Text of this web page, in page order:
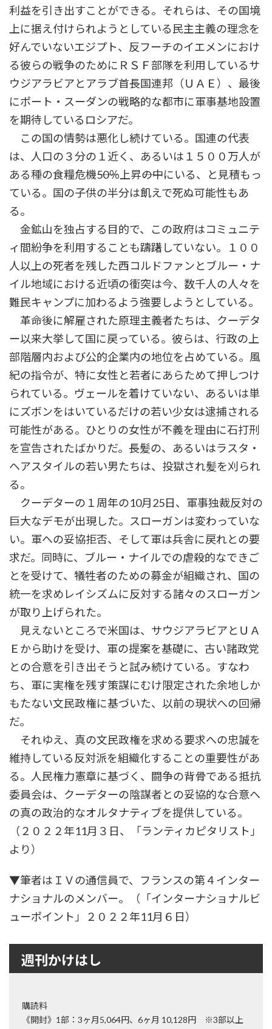
利益を引き出すことができる。それらは、その国境
上に据え付けられようとしている民主主義の理念を
好んでいないエジプト、反フーチのイエメンにおけ
る彼らの戦争のためにＲＳＦ部隊を利用しているサ
ウジアラビアとアラブ首長国連邦（ＵＡＥ）、最後
にポート・スーダンの戦略的な都市に軍事基地設置
を期待しているロシアだ。
この国の情勢は悪化し続けている。国連の代表
は、人口の３分の１近く、あるいは１５００万人が
ある種の食糧危機――50％上昇――の中にいる、と見積もっ
ている。国の子供の半分は飢えで死ぬ可能性もあ
る。
金鉱山を独占する目的で、この政府はコミュニテ
ィ間紛争を利用することも躊躇していない。１００
人以上の死者を残した西コルドファンとブルー・ナ
イル地域における近頃の衝突は今、数千人の人々を
難民キャンプに加わるよう強要しようとしている。
革命後に解雇された原理主義者たちは、クーデタ
ー以来大挙して国に戻っている。彼らは、行政の上
部階層内および公的企業内の地位を占めている。風
紀の指令が、特に女性と若者にあらためて押しつけ
られている。ヴェールを着けていない、あるいは単
にズボンをはいているだけの若い少女は逮捕される
可能性がある。ひとりの女性が不義を理由に石打刑
を宣告されたばかりだ。長髪の、あるいはラスタ・
ヘアスタイルの若い男たちは、投獄され髪を刈られ
る。
クーデターの１周年の10月25日、軍事独裁反対の
巨大なデモが出現した。スローガンは変わっていな
い。軍への妥協拒否、そして軍は兵舎に戻れとの要
求だ。同時に、ブルー・ナイルでの虐殺的なできご
とを受けて、犠牲者のための募金が組織され、国の
統一を求めレイシズムに反対する諸々のスローガン
が取り上げられた。
見えないところで米国は、サウジアラビアとＵＡ
Ｅから助けを受け、軍の提案を基礎に、古い諸政党
との合意を引き出そうと試み続けている。すなわ
ち、軍に実権を残す策謀にむけ限定された余地しか
もたない文民政権に基づいた、以前の現状への回帰
だ。
それゆえ、真の文民政権を求める要求への忠誠を
維持している反対派を組織化することの重要性があ
る。人民権力憲章に基づく、闘争の背骨である抵抗
委員会は、クーデターの陰謀者との妥協的な合意へ
の真の政治的なオルタナティブを提供している。
（２０２２年11月３日、「ランティカピタリスト」
より）
▼筆者はＩＶの通信員で、フランスの第４インター
ナショナルのメンバー。（「インターナショナルビ
ューポイント」２０２２年11月６日）
週刊かけはし
購読料
《開封》1部：3ヶ月5,064円、6ヶ月 10,128円 ※3部以上